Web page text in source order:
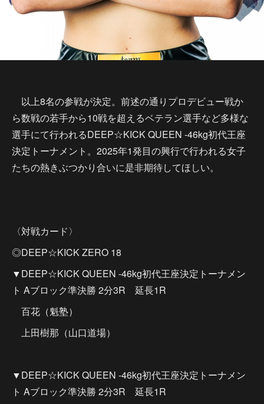
以上8名の参戦が決定。前述の通りプロデビュー戦か
ら数戦の若手から10戦を超えるベテラン選手など多様な
選手にて行われるDEEP☆KICK QUEEN -46kg初代王座
決定トーナメント。2025年1発目の興行で行われる女子
たちの熱きぶつかり合いに是非期待してほしい。
〈対戦カード〉
◎DEEP☆KICK ZERO 18
▼DEEP☆KICK QUEEN -46kg初代王座決定トーナメン
ト Aブロック準決勝 2分3R 延長1R
百花（魁塾）
上田樹那（山口道場）
▼DEEP☆KICK QUEEN -46kg初代王座決定トーナメン
ト Aブロック準決勝 2分3R 延長1R